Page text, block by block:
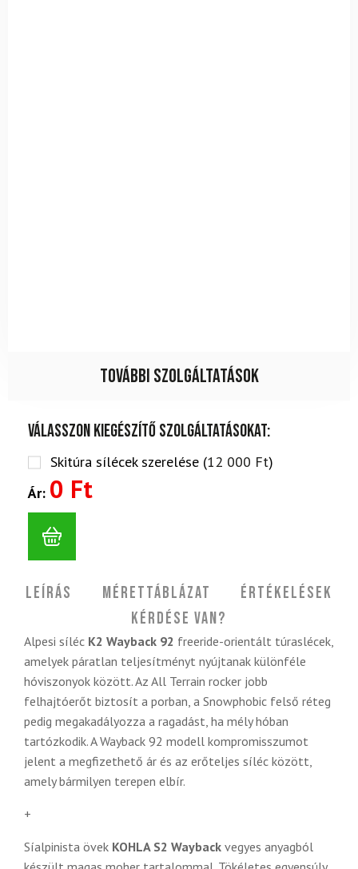
További szolgáltatások
Válasszon kiegészítő szolgáltatásokat:
Skitúra sílécek szerelése (12 000 Ft)
Ár: 0 Ft
Leírás Mérettáblázat
Értékelések
Kérdése van?
Alpesi síléc K2 Wayback 92 freeride-orientált túraslécek,
amelyek páratlan teljesítményt nyújtanak különféle
hóviszonyok között. Az All Terrain rocker jobb
felhajtóerőt biztosít a porban, a Snowphobic felső réteg
pedig megakadályozza a ragadást, ha mély hóban
tartózkodik. A Wayback 92 modell kompromisszumot
jelent a megfizethető ár és az erőteljes síléc között,
amely bármilyen terepen elbír.
+
Síalpinista övek KOHLA S2 Wayback vegyes anyagból